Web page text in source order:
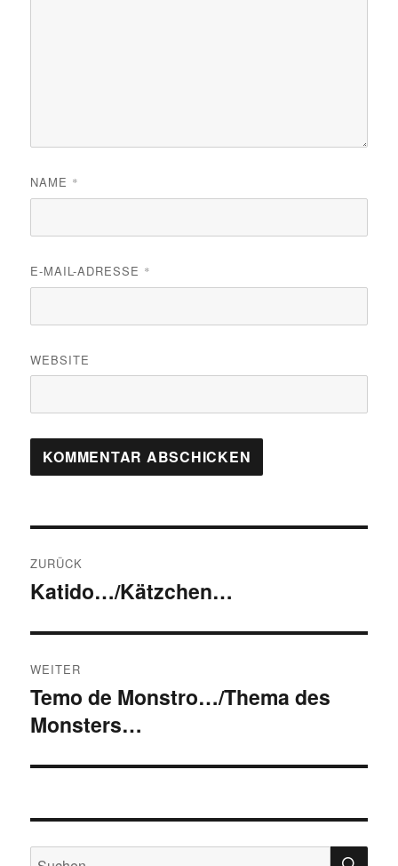
NAME *
E-MAIL-ADRESSE *
WEBSITE
ZURÜCK
Vorheriger
Katido…/Kätzchen…
WEITER
Nächster
Beitrag:
Temo de Monstro…/Thema des
Monsters…
Suchen